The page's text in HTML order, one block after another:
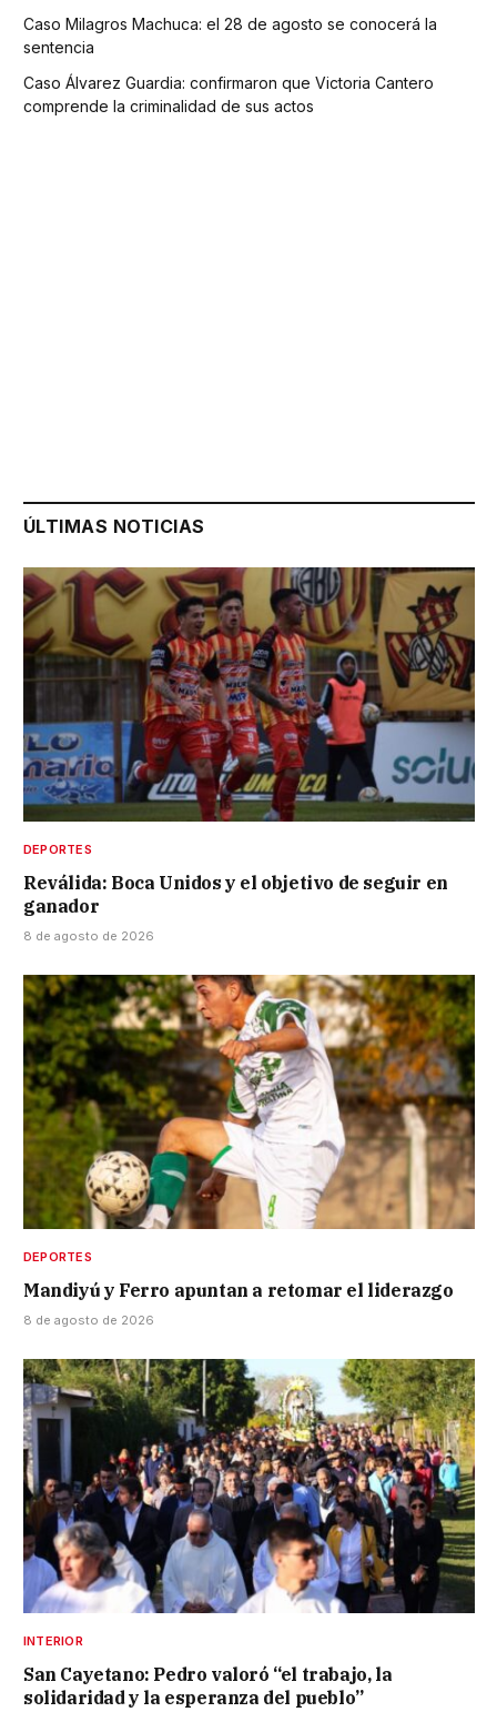
Caso Milagros Machuca: el 28 de agosto se conocerá la
sentencia
Caso Álvarez Guardia: confirmaron que Victoria Cantero
comprende la criminalidad de sus actos
ÚLTIMAS NOTICIAS
DEPORTES
Reválida: Boca Unidos y el objetivo de seguir en
ganador
8 de agosto de 2026
DEPORTES
Mandiyú y Ferro apuntan a retomar el liderazgo
8 de agosto de 2026
INTERIOR
San Cayetano: Pedro valoró “el trabajo, la
solidaridad y la esperanza del pueblo”